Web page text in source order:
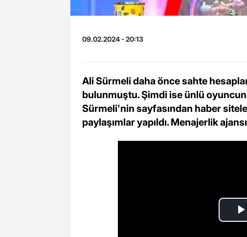
09.02.2024 - 20:13
Ali Sürmeli daha önce sahte
bulunmuştu. Şimdi ise ünlü
Sürmeli'nin sayfasından haber
paylaşımlar yapıldı. Menajerlik ajansı